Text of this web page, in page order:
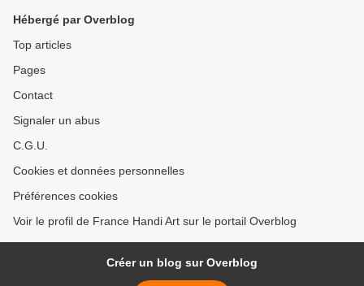
Hébergé par Overblog
Top articles
Pages
Contact
Signaler un abus
C.G.U.
Cookies et données personnelles
Préférences cookies
Voir le profil de France Handi Art sur le portail Overblog
Créer un blog sur Overblog